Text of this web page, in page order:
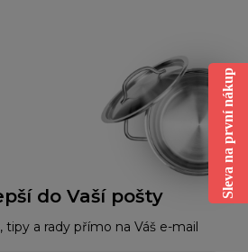
do Vaší pošty
tipy a rady přímo na Váš e-mail
Sleva na první nákup